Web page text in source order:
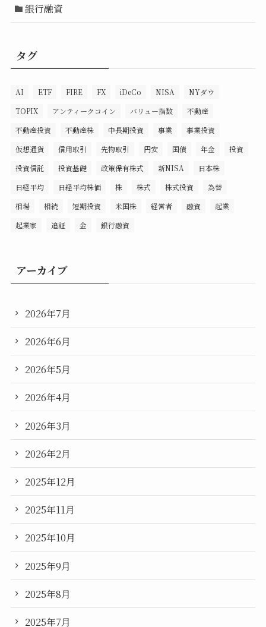
銀行融資
タグ
AI ETF FIRE FX iDeCo NISA
NYダウ
TOPIX
アンティークコイン バリュー指数
不動産
不動産投資
不動産株 中長期投資 事業
事業投資
仮想通貨
信用取引 先物取引 円安 国債 年金
投資
投資信託
投資基礎 政策保有株式 新NISA
日本株
日経平均
日経平均株価 株 株式 株式投資
為替
相場
相続 短期投資 米国株 経営者 融資
起業
起業家
追証 金 銀行融資
アーカイブ
2026年7月
2026年6月
2026年5月
2026年4月
2026年3月
2026年2月
2025年12月
2025年11月
2025年10月
2025年9月
2025年8月
2025年7月